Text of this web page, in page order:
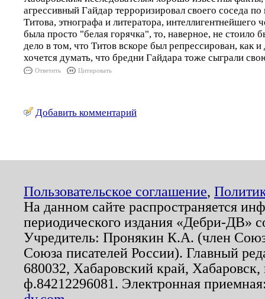
агрессивный Гайдар терроризировал своего соседа
Титова, этнографа и литератора, интеллигентнейшего
была просто "белая горячка", то, наверное, не стоило
дело в том, что Титов вскоре был репрессирован, как и
хочется думать, что бредни Гайдара тоже сыграли
Ответить Цитировать
Добавить комментарий
Пользовательское соглашение,
На данном сайте распространяется
периодического издания «Дебри-ДВ»
Учредитель: Пронякин К.А. (член
Союза писателей России). Главный
680032, Хабаровский край,
ф.84212296081. Электронная